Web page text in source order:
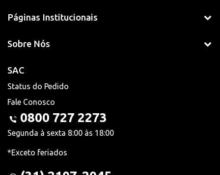
Páginas Institucionais
Sobre Nós
SAC
Status do Pedido
Fale Conosco
0800 727 2273
Segunda à sexta 8:00 às 18:00
*Exceto feriados